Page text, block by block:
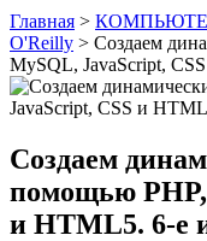
Главная >
O'Reilly > Создаем
MySQL, JavaScript,
Создаем
помощью
и HTML5. 6-е